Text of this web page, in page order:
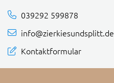
039292 599878
info@zierkiesundsplitt.de
Kontaktformular